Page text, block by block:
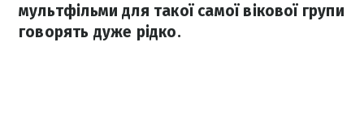
мультфільми для такої самої вікової групи
говорять дуже рідко.